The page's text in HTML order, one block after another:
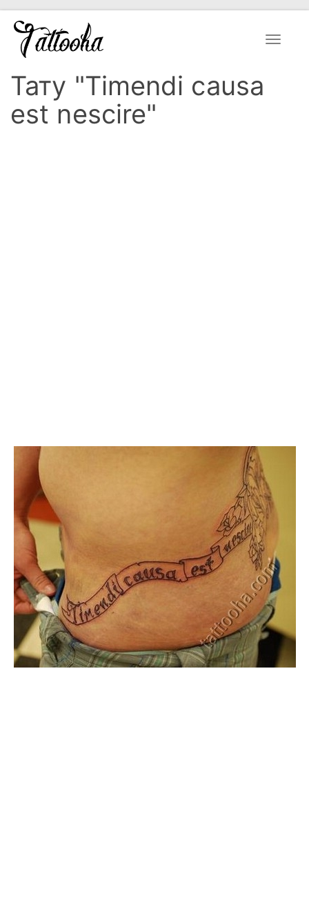
Toggle
Тату "Timendi causa
est nescire"